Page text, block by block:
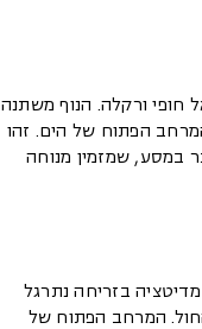
חופי ורקלה. הנוף משתנה
הפתוח של הים. זהו
במסע, שמזמין מנוחה
בזריחה נתרגל
המרחב הפתוח של